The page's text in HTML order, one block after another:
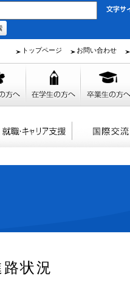
トップページ お問い合わせ
状況